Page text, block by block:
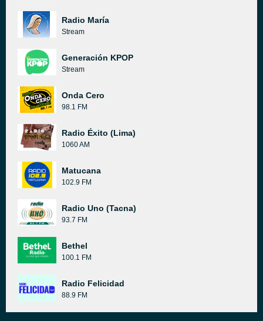
Radio María
Stream
Generación KPOP
Stream
Onda Cero
98.1 FM
Radio Éxito (Lima)
1060 AM
Matucana
102.9 FM
Radio Uno (Tacna)
93.7 FM
Bethel
100.1 FM
Radio Felicidad
88.9 FM